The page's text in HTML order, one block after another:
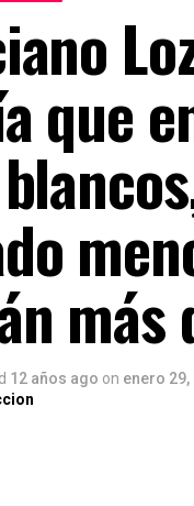
que
más
12 años ago on enero 29,